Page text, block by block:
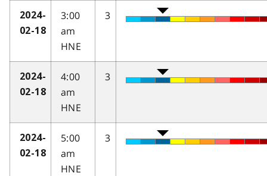
2024-
02-18
3:00
am
HNE
3
2024-
02-18
4:00
am
HNE
3
2024-
02-18
5:00
am
HNE
3